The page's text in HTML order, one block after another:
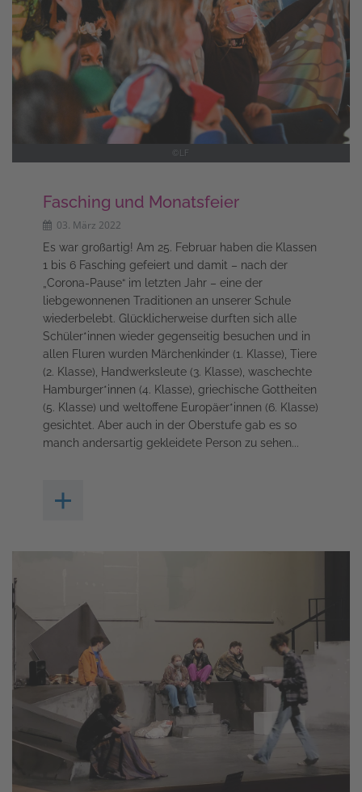
©LF
Fasching und Monatsfeier
03. März 2022
Es war großartig! Am 25. Februar haben die Klassen
1 bis 6 Fasching gefeiert und damit – nach der
„Corona-Pause“ im letzten Jahr – eine der
liebgewonnenen Traditionen an unserer Schule
wiederbelebt. Glücklicherweise durften sich alle
Schüler*innen wieder gegenseitig besuchen und in
allen Fluren wurden Märchenkinder (1. Klasse), Tiere
(2. Klasse), Handwerksleute (3. Klasse), waschechte
Hamburger*innen (4. Klasse), griechische Gottheiten
(5. Klasse) und weltoffene Europäer*innen (6. Klasse)
gesichtet. Aber auch in der Oberstufe gab es so
manch andersartig gekleidete Person zu sehen...